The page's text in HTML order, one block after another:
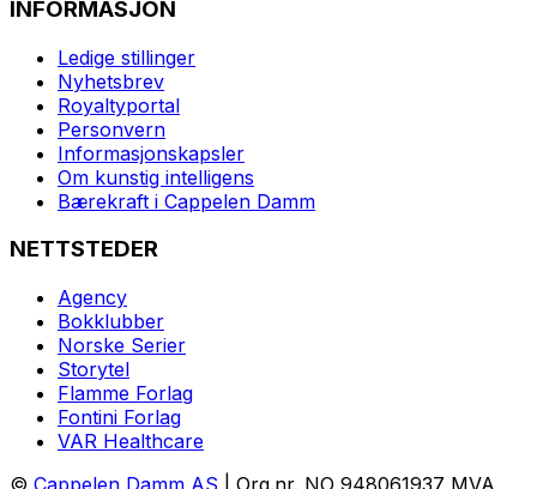
INFORMASJON
Ledige stillinger
Nyhetsbrev
Royaltyportal
Personvern
Informasjonskapsler
Om kunstig intelligens
Bærekraft i Cappelen Damm
NETTSTEDER
Agency
Bokklubber
Norske Serier
Storytel
Flamme Forlag
Fontini Forlag
VAR Healthcare
© Cappelen Damm AS | Org.nr. NO 948061937 MVA